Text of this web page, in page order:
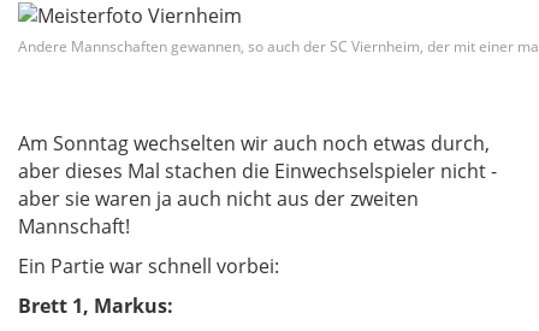
Andere Mannschaften gewannen, so auch der SC Viernheim, der mit einer
Am Sonntag wechselten wir auch noch etwas durch,
aber dieses Mal stachen die Einwechselspieler nicht -
aber sie waren ja auch nicht aus der zweiten
Mannschaft!
Ein Partie war schnell vorbei:
Brett 1, Markus: